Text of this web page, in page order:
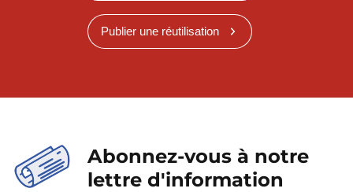
Publier une réutilisation
Abonnez-vous à notre
lettre d'information